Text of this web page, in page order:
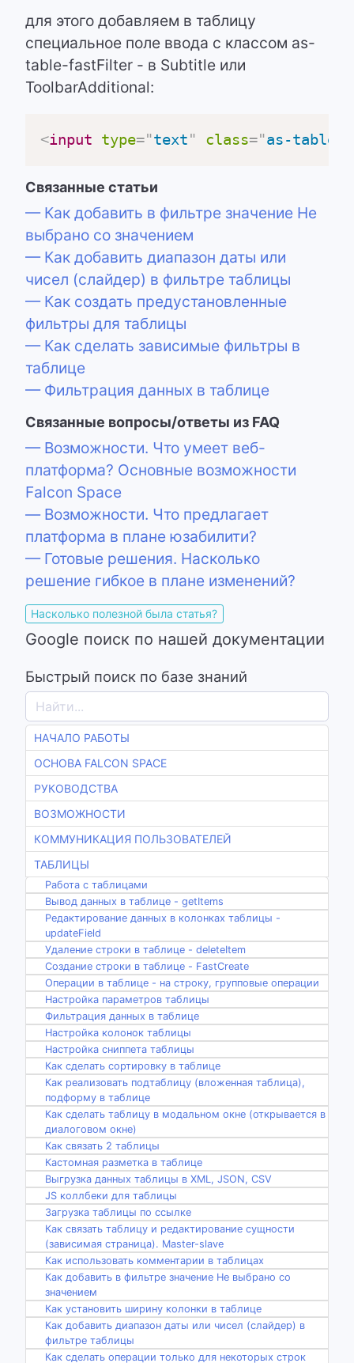
Быстрый поиск по базе знаний
НАЧАЛО РАБОТЫ
ОСНОВА FALCON SPACE
РУКОВОДСТВА
ВОЗМОЖНОСТИ
КОММУНИКАЦИЯ ПОЛЬЗОВАТЕЛЕЙ
ТАБЛИЦЫ
Работа с таблицами
Вывод данных в таблице - getItems
Редактирование данных в колонках таблицы -
updateField
Удаление строки в таблице - deleteItem
Создание строки в таблице - FastCreate
Операции в таблице - на строку, групповые операции
Настройка параметров таблицы
Фильтрация данных в таблице
Настройка колонок таблицы
Настройка сниппета таблицы
Как сделать сортировку в таблице
Как реализовать подтаблицу (вложенная таблица),
подформу в таблице
Как сделать таблицу в модальном окне (открывается в
диалоговом окне)
Как связать 2 таблицы
Кастомная разметка в таблице
Выгрузка данных таблицы в XML, JSON, CSV
JS коллбеки для таблицы
Загрузка таблицы по ссылке
Как связать таблицу и редактирование сущности
(зависимая страница). Master-slave
Как использовать комментарии в таблицах
Как добавить в фильтре значение Не выбрано со
значением
Как установить ширину колонки в таблице
Как добавить диапазон даты или чисел (слайдер) в
фильтре таблицы
Как сделать операции только для некоторых строк
для этого добавляем в таблицу
специальное поле ввода с классом as-
table-fastFilter - в Subtitle или
ToolbarAdditional:
<input type="text" class="as-
Связанные статьи
— Как добавить в фильтре значение Не
выбрано со значением
— Как добавить диапазон даты или
чисел (слайдер) в фильтре таблицы
— Как создать предустановленные
фильтры для таблицы
— Как сделать зависимые фильтры в
таблице
— Фильтрация данных в таблице
Связанные вопросы/ответы из FAQ
— Возможности. Что умеет веб-
платформа? Основные возможности
Falcon Space
— Возможности. Что предлагает
платформа в плане юзабилити?
— Готовые решения. Насколько
решение гибкое в плане изменений?
Насколько полезной была статья?
Google поиск по нашей документации